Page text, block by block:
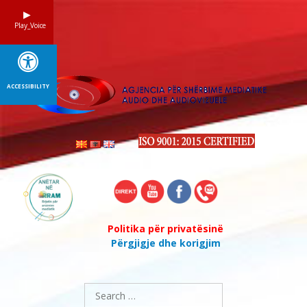
Politika për privatësinë
Përgjigje dhe korigjim
Search
for:
Play_Voice
ACCESSIBILITY